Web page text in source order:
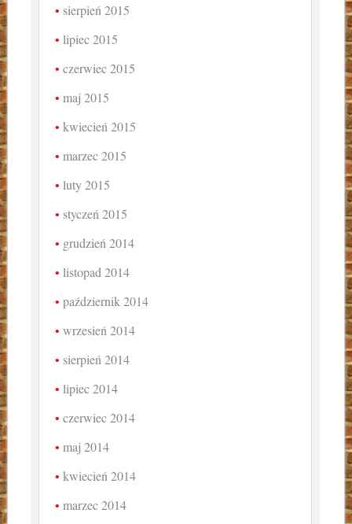
sierpień 2015
lipiec 2015
czerwiec 2015
maj 2015
kwiecień 2015
marzec 2015
luty 2015
styczeń 2015
grudzień 2014
listopad 2014
październik 2014
wrzesień 2014
sierpień 2014
lipiec 2014
czerwiec 2014
maj 2014
kwiecień 2014
marzec 2014